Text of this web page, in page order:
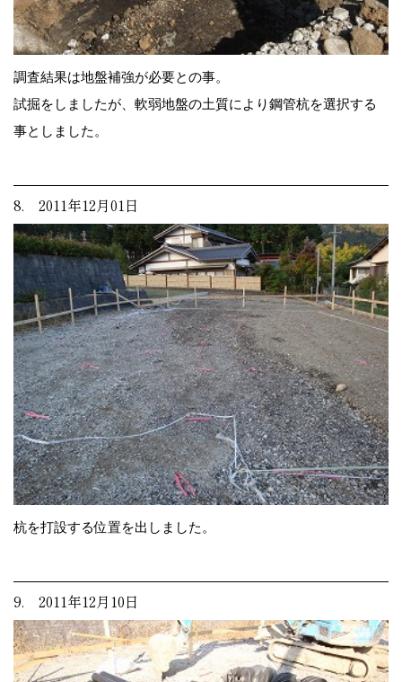
調査結果は地盤補強が必要との事。
試掘をしましたが、軟弱地盤の土質により鋼管杭を選択する
事としました。
8. 2011年12月01日
杭を打設する位置を出しました。
9. 2011年12月10日